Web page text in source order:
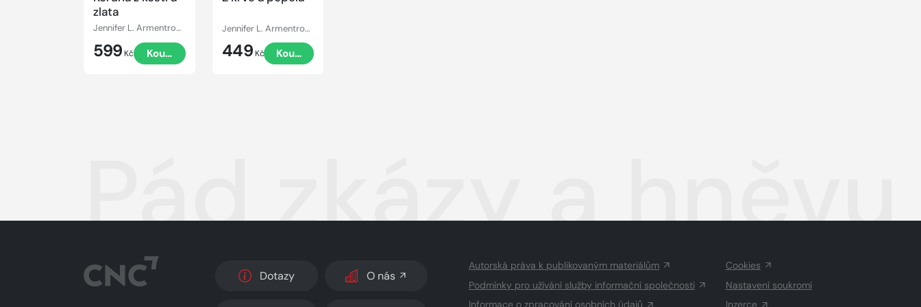
zlata
Jennifer L. Armentroutová
599 Kč Koupit
Jennifer L. Armentroutová
449 Kč Koupit
Pád zkázy a hněvu
Dotazy O nás
Autorská práva k publikovaným materiálům
Podmínky pro užívání služby informační společnosti
Cookies
Nastavení soukromí